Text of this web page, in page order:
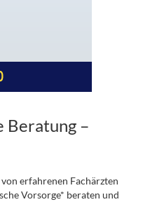
Beratung –
von erfahrenen Fachärzten
Vorsorge* beraten und